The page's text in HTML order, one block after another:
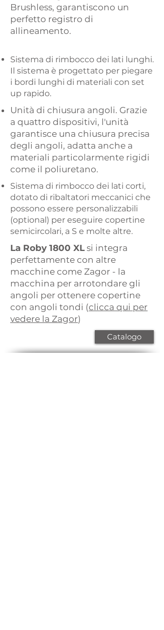
Brushless, garantiscono un
perfetto registro di
allineamento.
Sistema di rimbocco dei lati lunghi.
Il sistema è progettato per piegare
i bordi lunghi di materiali con set
up rapido.​​​​
Unità di chiusura angoli. Grazie
a quattro dispositivi, l'unità
garantisce una chiusura precisa
degli angoli, adatta anche a
materiali particolarmente rigidi
come il poliuretano.
Sistema di rimbocco dei lati corti,
dotato di ribaltatori meccanici che
possono essere personalizzabili
(optional) per eseguire copertine
semicircolari, a S e molte altre.
La Roby 1800 XL si integra
perfettamente con altre
macchine come Zagor - la
macchina per arrotondare gli
angoli per ottenere copertine
con angoli tondi (clicca qui per
vedere la Zagor)
Catalogo